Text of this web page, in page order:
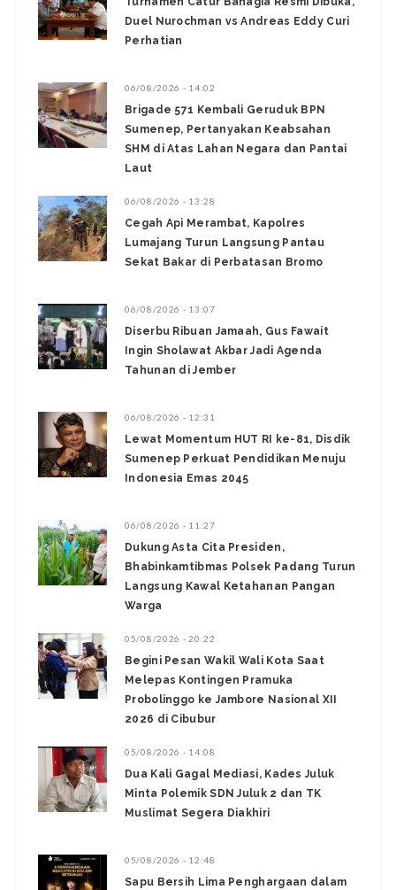
Duel Nurochman vs Andreas Eddy Curi
Perhatian
06/08/2026 - 14:02
Brigade 571 Kembali Geruduk BPN
Sumenep, Pertanyakan Keabsahan
SHM di Atas Lahan Negara dan Pantai
Laut
06/08/2026 - 13:28
‎Cegah Api Merambat, Kapolres
Lumajang Turun Langsung Pantau
Sekat Bakar di Perbatasan Bromo ‎
06/08/2026 - 13:07
Diserbu Ribuan Jamaah, Gus Fawait
Ingin Sholawat Akbar Jadi Agenda
Tahunan di Jember
06/08/2026 - 12:31
Lewat Momentum HUT RI ke-81, Disdik
Sumenep Perkuat Pendidikan Menuju
Indonesia Emas 2045
06/08/2026 - 11:27
Dukung Asta Cita Presiden,
Bhabinkamtibmas Polsek Padang Turun
Langsung Kawal Ketahanan Pangan
Warga
05/08/2026 - 20:22
Begini Pesan Wakil Wali Kota Saat
Melepas Kontingen Pramuka
Probolinggo ke Jambore Nasional XII
2026 di Cibubur
05/08/2026 - 14:08
Dua Kali Gagal Mediasi, Kades Juluk
Minta Polemik SDN Juluk 2 dan TK
Muslimat Segera Diakhiri
05/08/2026 - 12:48
Sapu Bersih Lima Penghargaan dalam